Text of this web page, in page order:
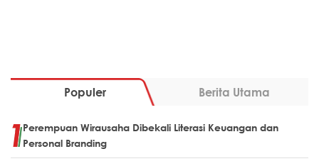
Populer Berita Utama
Perempuan Wirausaha Dibekali Literasi Keuangan dan
Personal Branding